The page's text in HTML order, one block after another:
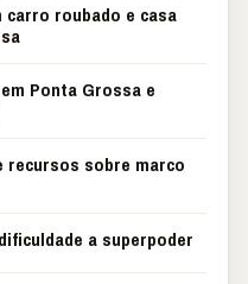
carro roubado e casa
Ponta Grossa e
recursos sobre marco
a superpoder